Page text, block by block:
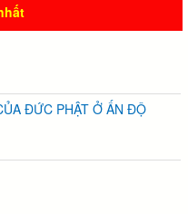
ĐỨC PHẬT Ở ẤN ĐỘ